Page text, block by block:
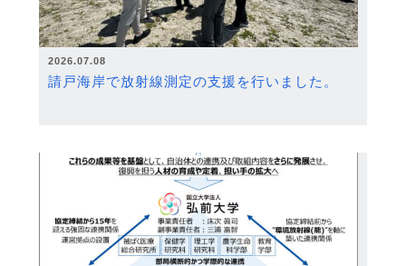
2026.07.08
請戸海岸で放射線測定の支援を行いました。